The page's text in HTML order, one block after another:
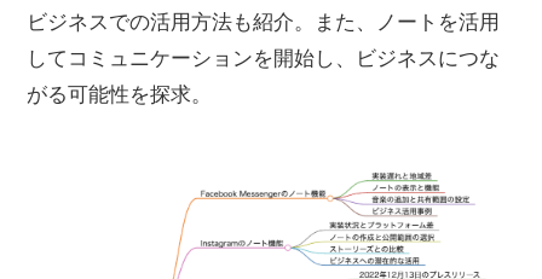
ビジネスでの活用方法も紹介。また、ノートを活用
してコミュニケーションを開始し、ビジネスにつな
がる可能性を探求。